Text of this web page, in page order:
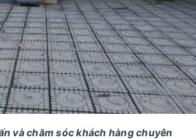
và chăm sóc khách hàng chuyên